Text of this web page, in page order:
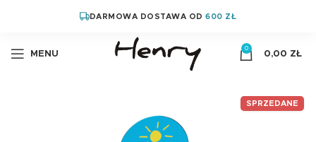
DARMOWA DOSTAWA OD600 ZŁ
MENU
0
0,00 ZŁ
SPRZEDANE